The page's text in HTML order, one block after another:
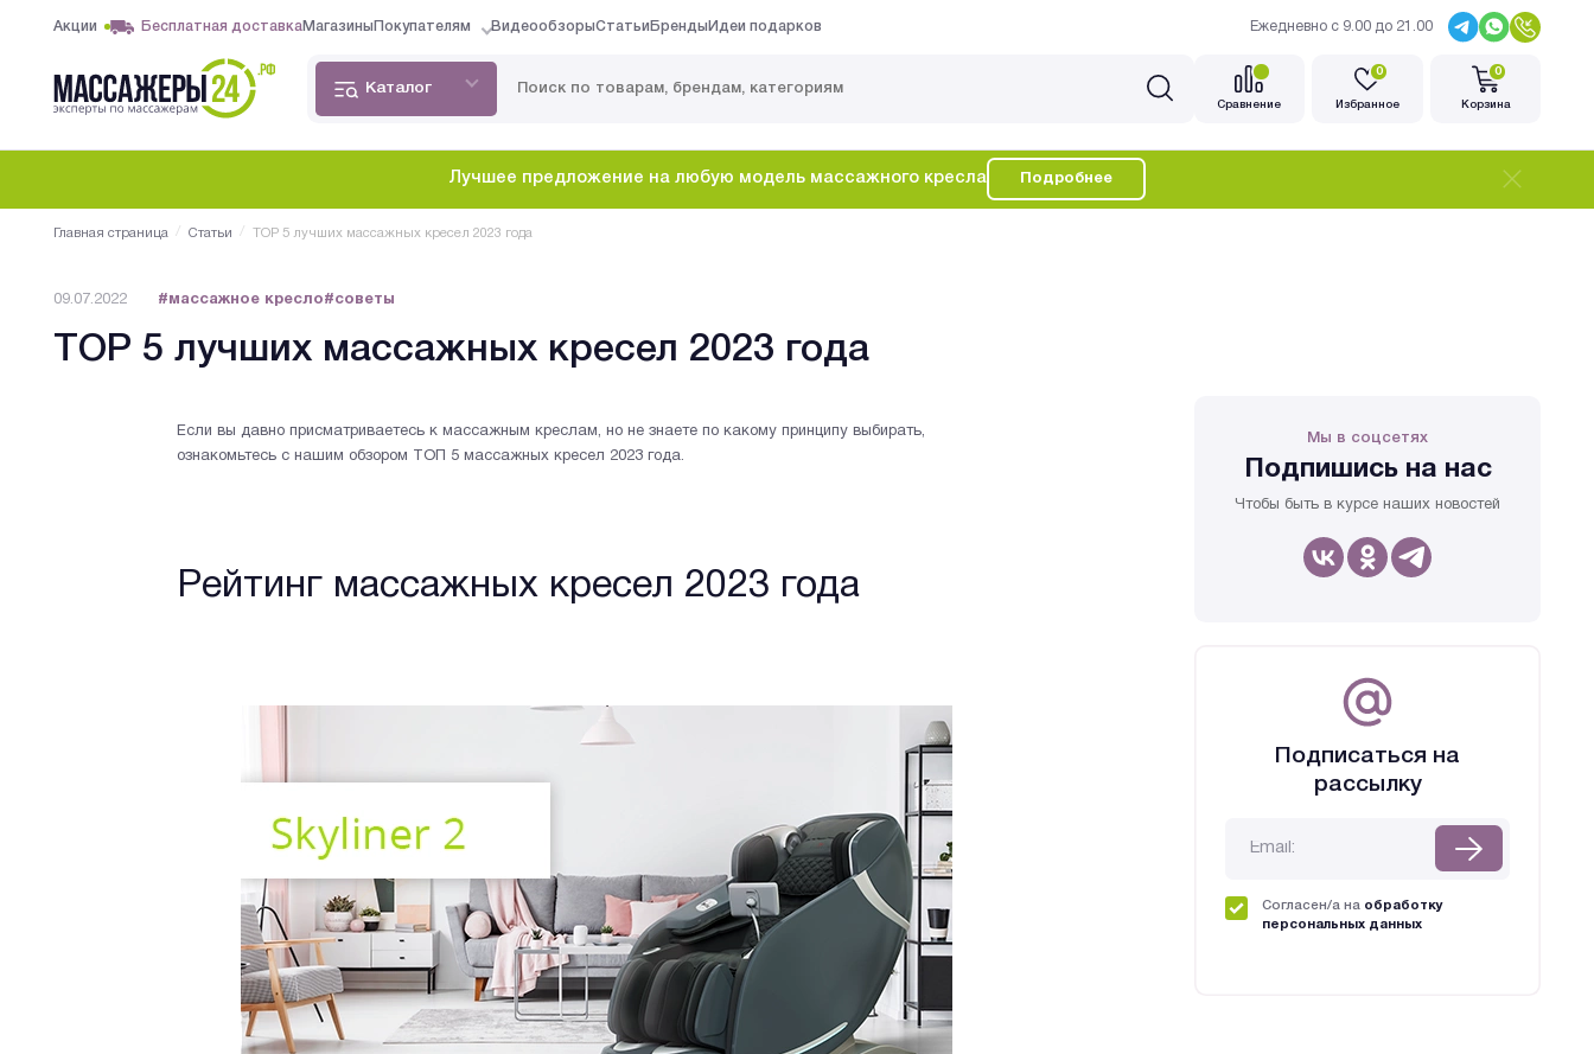
Акции Бесплатная доставкаМагазины Покупателям ВидеообзорыСтатьи Бренды Идеи подарков Ежедневно с 9.00 до 21.00
Каталог
Cравнение
0
Избранное
0
Корзина
Лучшее предложение на любую модель массажного кресла Подробнее
Главная страница / Статьи / TOP 5 лучших массажных кресел 2023 года
09.07.2022 #массажное кресло#советы
TOP 5 лучших массажных кресел 2023 года
Если вы давно присматриваетесь к массажным креслам, но не знаете по какому принципу выбирать,
ознакомьтесь с нашим обзором ТОП 5 массажных кресел 2023 года.
Рейтинг массажных кресел 2023 года
Мы в соцсетях
Подпишись на нас
Чтобы быть в курсе наших новостей
Подписаться на
рассылку
Согласен/а на обработку
персональных данных